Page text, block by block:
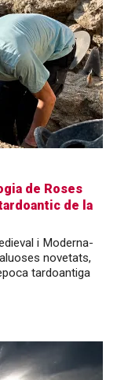
de Roses
de la
i Moderna-
novetats,
tardoantiga